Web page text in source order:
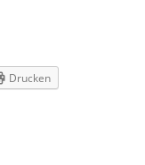
Drucken